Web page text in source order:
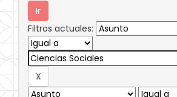
Filtros actuales: